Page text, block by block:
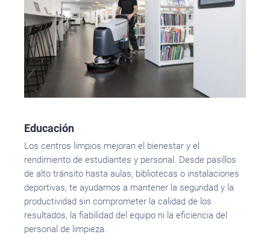
Educación
Los centros limpios mejoran el bienestar y el
rendimiento de estudiantes y personal. Desde pasillos
de alto tránsito hasta aulas, bibliotecas o instalaciones
deportivas, te ayudamos a mantener la seguridad y la
productividad sin comprometer la calidad de los
resultados, la fiabilidad del equipo ni la eficiencia del
personal de limpieza.